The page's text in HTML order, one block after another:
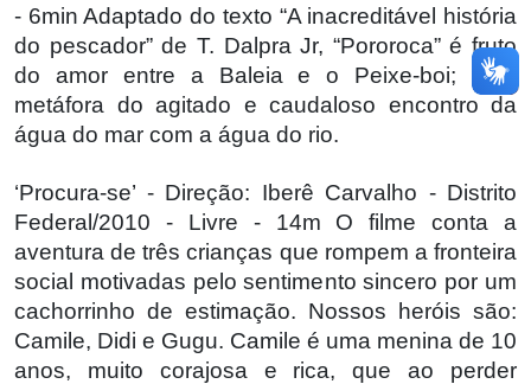
- 6min Adaptado do texto “A inacreditável história
do pescador” de T. Dalpra Jr, “Pororoca” é fruto
do amor entre a Baleia e o Peixe-boi; uma
metáfora do agitado e caudaloso encontro da
água do mar com a água do rio.
‘Procura-se’ - Direção: Iberê Carvalho - Distrito
Federal/2010 - Livre - 14m O filme conta a
aventura de três crianças que rompem a fronteira
social motivadas pelo sentimento sincero por um
cachorrinho de estimação. Nossos heróis são:
Camile, Didi e Gugu. Camile é uma menina de 10
anos, muito corajosa e rica, que ao perder